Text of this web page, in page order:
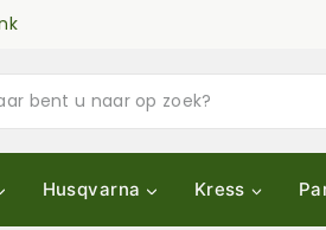
Husqvarna Kress